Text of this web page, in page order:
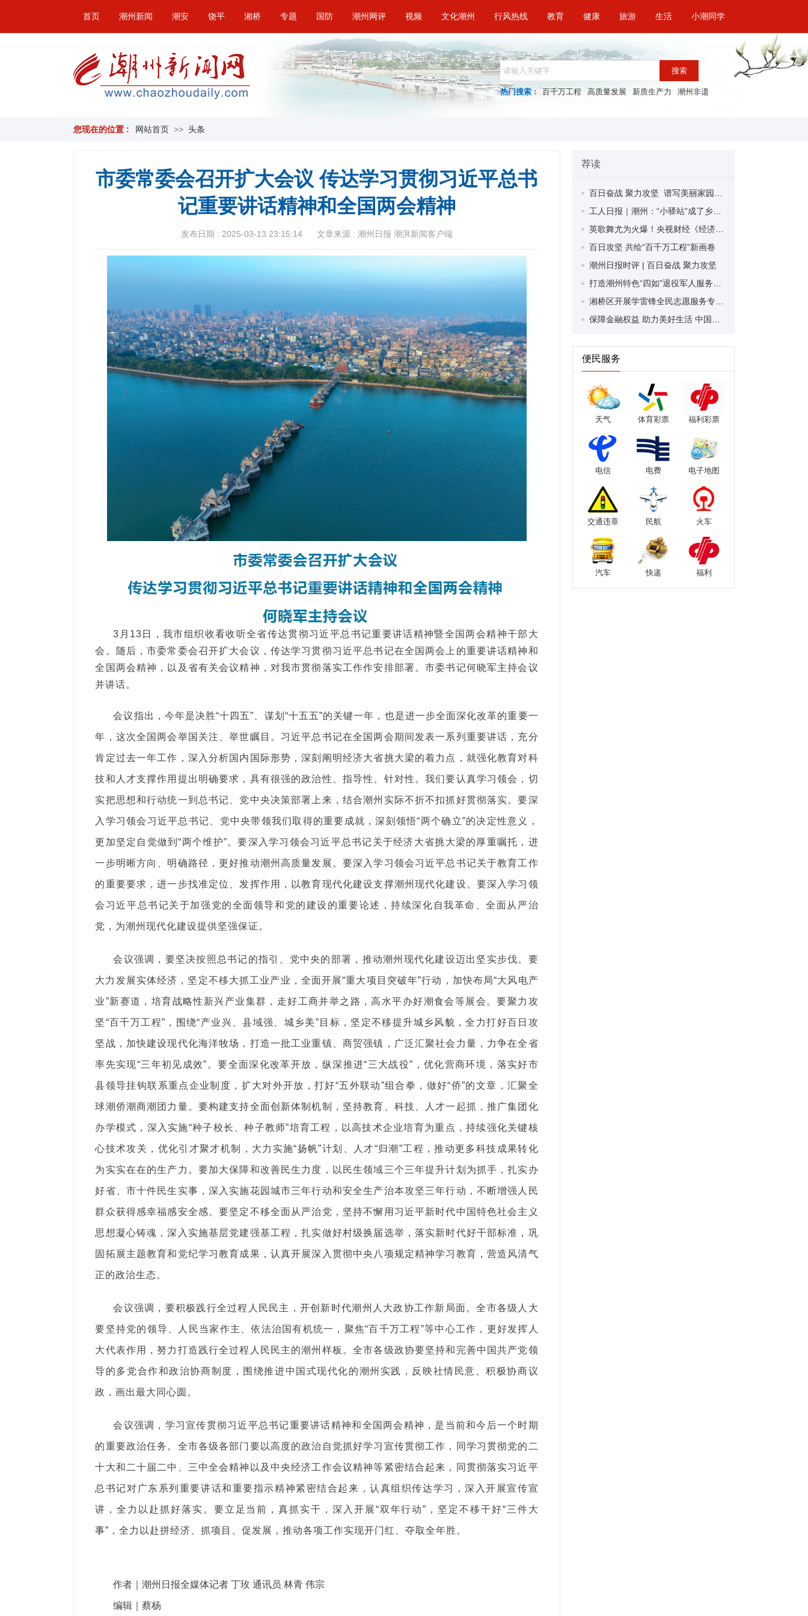
首页 潮州新闻 潮安 饶平 湘桥 专题 国防 潮州网评 视频 文化潮州 行风热线 教育 健康 旅游 生活 小潮同学
搜索
热门搜索 : 百千万工程 高质量发展 新质生产力 潮州非遗
您现在的位置 : 网站首页 >> 头条
市委常委会召开扩大会议 传达学习贯彻习近平总书
记重要讲话精神和全国两会精神
发布日期 : 2025-03-13 23:15:14 文章来源 : 潮州日报 潮湃新闻客户端
3月13日，我市组织收看收听全省传达贯彻习近平总书记重要讲话精神暨全国两会精神干部大
会。随后，市委常委会召开扩大会议，传达学习贯彻习近平总书记在全国两会上的重要讲话精神和
全国两会精神，以及省有关会议精神，对我市贯彻落实工作作安排部署。市委书记何晓军主持会议
并讲话。
会议指出，今年是决胜“十四五”、谋划“十五五”的关键一年，也是进一步全面深化改革的重要一
年，这次全国两会举国关注、举世瞩目。习近平总书记在全国两会期间发表一系列重要讲话，充分
肯定过去一年工作，深入分析国内国际形势，深刻阐明经济大省挑大梁的着力点，就强化教育对科
技和人才支撑作用提出明确要求，具有很强的政治性、指导性、针对性。我们要认真学习领会，切
实把思想和行动统一到总书记、党中央决策部署上来，结合潮州实际不折不扣抓好贯彻落实。要深
入学习领会习近平总书记、党中央带领我们取得的重要成就，深刻领悟“两个确立”的决定性意义，
更加坚定自觉做到“两个维护”。要深入学习领会习近平总书记关于经济大省挑大梁的厚重嘱托，进
一步明晰方向、明确路径，更好推动潮州高质量发展。要深入学习领会习近平总书记关于教育工作
的重要要求，进一步找准定位、发挥作用，以教育现代化建设支撑潮州现代化建设。要深入学习领
会习近平总书记关于加强党的全面领导和党的建设的重要论述，持续深化自我革命、全面从严治
党，为潮州现代化建设提供坚强保证。
会议强调，要坚决按照总书记的指引、党中央的部署，推动潮州现代化建设迈出坚实步伐。要
大力发展实体经济，坚定不移大抓工业产业，全面开展“重大项目突破年”行动，加快布局“大风电产
业”新赛道，培育战略性新兴产业集群，走好工商并举之路，高水平办好潮食会等展会。要聚力攻
坚“百千万工程”，围绕“产业兴、县域强、城乡美”目标，坚定不移提升城乡风貌，全力打好百日攻
坚战，加快建设现代化海洋牧场，打造一批工业重镇、商贸强镇，广泛汇聚社会力量，力争在全省
率先实现“三年初见成效”。要全面深化改革开放，纵深推进“三大战役”，优化营商环境，落实好市
县领导挂钩联系重点企业制度，扩大对外开放，打好“五外联动”组合拳，做好“侨”的文章，汇聚全
球潮侨潮商潮团力量。要构建支持全面创新体制机制，坚持教育、科技、人才一起抓，推广集团化
办学模式，深入实施“种子校长、种子教师”培育工程，以高技术企业培育为重点，持续强化关键核
心技术攻关，优化引才聚才机制，大力实施“扬帆”计划、人才“归潮”工程，推动更多科技成果转化
为实实在在的生产力。要加大保障和改善民生力度，以民生领域三个三年提升计划为抓手，扎实办
好省、市十件民生实事，深入实施花园城市三年行动和安全生产治本攻坚三年行动，不断增强人民
群众获得感幸福感安全感。要坚定不移全面从严治党，坚持不懈用习近平新时代中国特色社会主义
思想凝心铸魂，深入实施基层党建强基工程，扎实做好村级换届选举，落实新时代好干部标准，巩
固拓展主题教育和党纪学习教育成果，认真开展深入贯彻中央八项规定精神学习教育，营造风清气
正的政治生态。
会议强调，要积极践行全过程人民民主，开创新时代潮州人大政协工作新局面。全市各级人大
要坚持党的领导、人民当家作主、依法治国有机统一，聚焦“百千万工程”等中心工作，更好发挥人
大代表作用，努力打造践行全过程人民民主的潮州样板。全市各级政协要坚持和完善中国共产党领
导的多党合作和政治协商制度，围绕推进中国式现代化的潮州实践，反映社情民意、积极协商议
政，画出最大同心圆。
会议强调，学习宣传贯彻习近平总书记重要讲话精神和全国两会精神，是当前和今后一个时期
的重要政治任务。全市各级各部门要以高度的政治自觉抓好学习宣传贯彻工作，同学习贯彻党的二
十大和二十届二中、三中全会精神以及中央经济工作会议精神等紧密结合起来，同贯彻落实习近平
总书记对广东系列重要讲话和重要指示精神紧密结合起来，认真组织传达学习，深入开展宣传宣
讲，全力以赴抓好落实。要立足当前，真抓实干，深入开展“双年行动”，坚定不移干好“三件大
事”，全力以赴拼经济、抓项目、促发展，推动各项工作实现开门红、夺取全年胜。
作者｜潮州日报全媒体记者 丁玫 通讯员 林青 伟宗
编辑｜蔡杨
荐读
百日攻坚 共绘“百千万工程”新画卷
潮州日报时评 | 百日奋战 聚力攻坚
便民服务
天气 体育彩票 福利彩票
电信 电费 电子地图
交通违章 民航 火车
汽车 快递 福利